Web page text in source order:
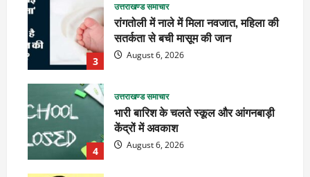
3
उत्तराखण्ड समाचार
रांगतोली में नाले में मिला नवजात, महिला की
सतर्कता से बची मासूम की जान
August 6, 2026
4
उत्तराखण्ड समाचार
भारी बारिश के चलते स्कूल और आंगनबाड़ी
केंद्रों में अवकाश
August 6, 2026